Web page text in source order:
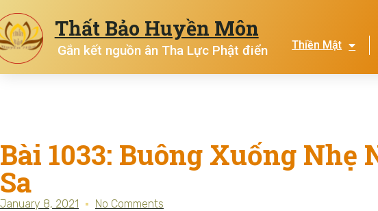
Thất Bảo Huyền Môn
Gắn kết nguồn ân Tha Lực Phật điển Thiền Mật
Bài 1033: Buông Xuống
Sa
January 8, 2021 No Comments